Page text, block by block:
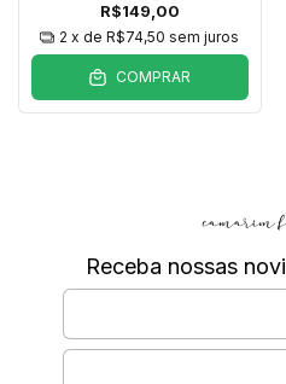
R$149,00
2 x deR$74,50 sem juros
COMPRAR
Receba nossas